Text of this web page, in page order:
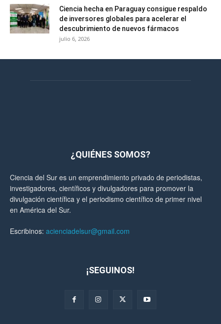
Ciencia hecha en Paraguay consigue respaldo
de inversores globales para acelerar el
descubrimiento de nuevos fármacos
julio 6, 2026
¿QUIÉNES SOMOS?
Ciencia del Sur es un emprendimiento privado de periodistas,
investigadores, científicos y divulgadores para promover la
divulgación científica y el periodismo científico de primer nivel
en América del Sur.
Escribinos: acienciadelsur@gmail.com
¡SEGUINOS!